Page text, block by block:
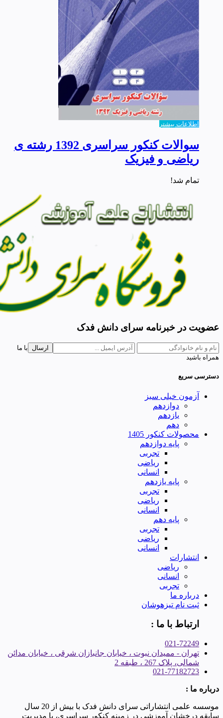
اطلاعات بیشتر
سوالات کنکور سراسری 1392 رشته ی
ریاضی و فیزیک
تمام شد!
عضویت در خبرنامه سرای دانش فدک
ارسال
با ما
همراه باشید
دسترسی سریع
آزمون خیلی سبز
دوازدهم
یازدهم
دهم
محصولات کنکور 1405
پایه دوازدهم
تجربی
ریاضی
انسانی
پایه یازدهم
تجربی
ریاضی
انسانی
پایه دهم
تجربی
ریاضی
انسانی
انتشارات
ریاضی
انسانی
تجربی
درباره ما
ثبت نام تیزهوشان
ارتباط با ما :
021-72249
تهران - ممیدان نبوت ، خیابان جانبازان شرقی ، خیابان مدائن
شمالی، پلاک 267 ، طبقه 2
021-77182723
درباره ما :
موسسه علمی انتشاراتی سرای دانش فدک با بیش از 20 سال
سابقه درخشان آموزشی در زمینه کنکور سراسری، با مدیریت